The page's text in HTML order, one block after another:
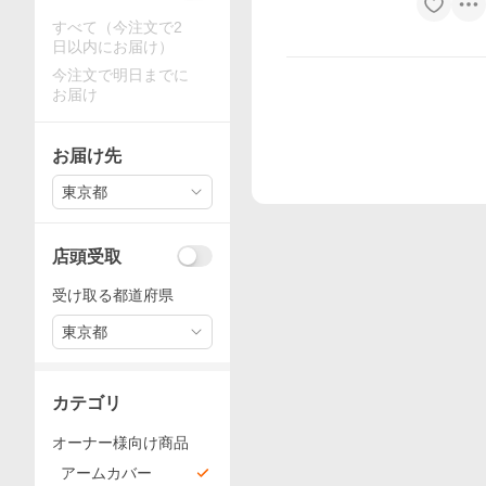
すべて（今注文で2
日以内にお届け）
今注文で明日までに
お届け
お届け先
東京都
店頭受取
受け取る都道府県
東京都
カテゴリ
オーナー様向け商品
アームカバー